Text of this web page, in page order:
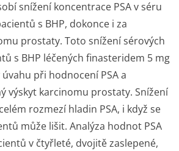
snížení koncentrace PSA v séru
s BHP, dokonce i za
prostaty. Toto snížení sérových
s BHP léčených finasteridem 5 mg
při hodnocení PSA a
výskyt karcinomu prostaty. Snížení
rozmezí hladin PSA, i když se
může lišit. Analýza hodnot PSA
v čtyřleté, dvojitě zaslepené,